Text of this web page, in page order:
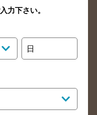
島県のバー検索
県のバー検索
賀県のバー検索
力下さい。
日